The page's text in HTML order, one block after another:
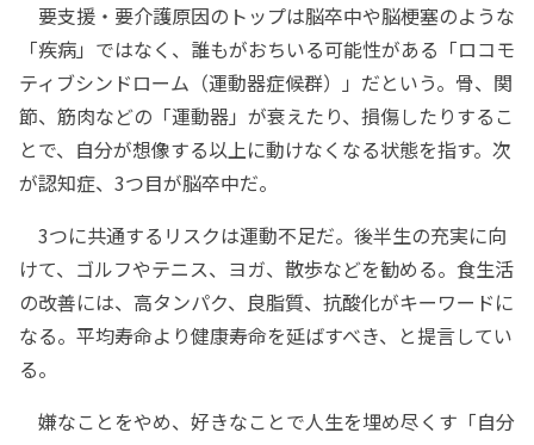
要支援・要介護原因のトップは脳卒中や脳梗塞のような
「疾病」ではなく、誰もがおちいる可能性がある「ロコモ
ティブシンドローム（運動器症候群）」だという。骨、関
節、筋肉などの「運動器」が衰えたり、損傷したりするこ
とで、自分が想像する以上に動けなくなる状態を指す。次
が認知症、3つ目が脳卒中だ。
3つに共通するリスクは運動不足だ。後半生の充実に向
けて、ゴルフやテニス、ヨガ、散歩などを勧める。食生活
の改善には、高タンパク、良脂質、抗酸化がキーワードに
なる。平均寿命より健康寿命を延ばすべき、と提言してい
る。
嫌なことをやめ、好きなことで人生を埋め尽くす「自分